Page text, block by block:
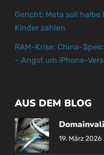
Gericht: Meta soll
Kinder zahlen
RAM-Krise: China-
– Angst um iPhone-
AUS DEM BLOG
19. März 2026